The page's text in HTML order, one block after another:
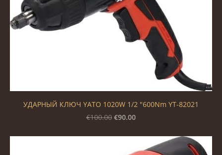
УДАРНЫЙ КЛЮЧ YATO 1020W 1/2 "600Nm YT-82021
€100.00 €90.00